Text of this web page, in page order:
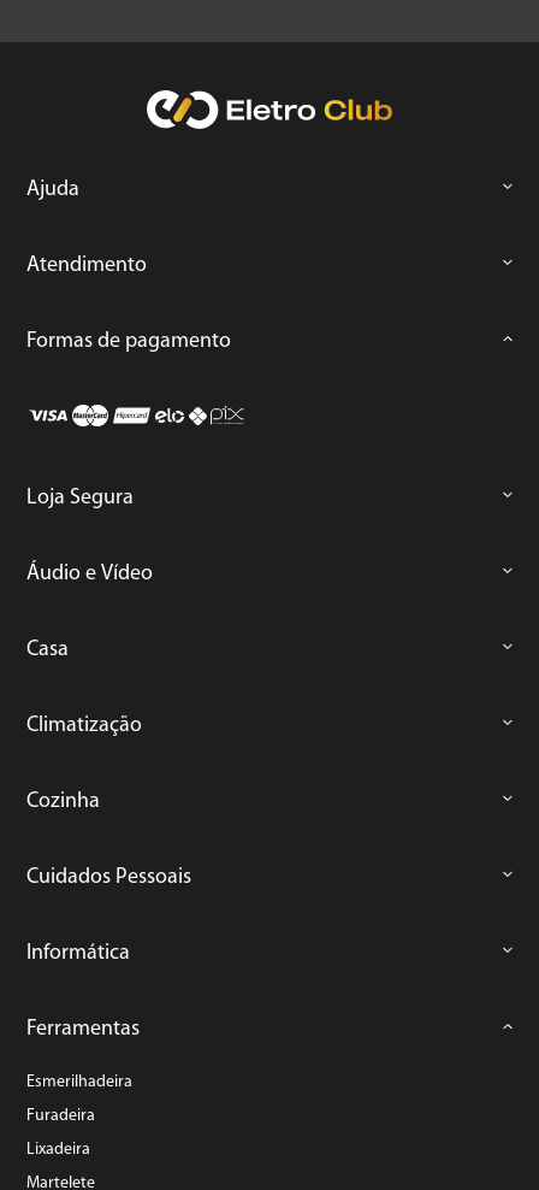
Ajuda
Atendimento
Formas de pagamento
Loja Segura
Áudio e Vídeo
Casa
Climatização
Cozinha
Cuidados Pessoais
Informática
Ferramentas
Esmerilhadeira
Furadeira
Lixadeira
Martelete